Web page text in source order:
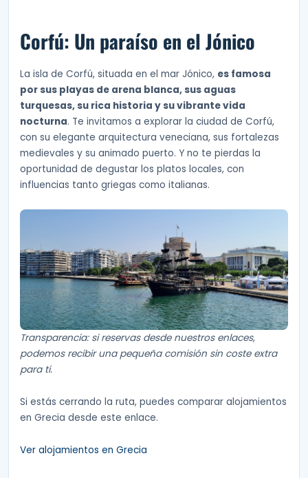
Corfú: Un paraíso en el Jónico
La isla de Corfú, situada en el mar Jónico, es famosa
por sus playas de arena blanca, sus aguas
turquesas, su rica historia y su vibrante vida
nocturna. Te invitamos a explorar la ciudad de Corfú,
con su elegante arquitectura veneciana, sus fortalezas
medievales y su animado puerto. Y no te pierdas la
oportunidad de degustar los platos locales, con
influencias tanto griegas como italianas.
Transparencia: si reservas desde nuestros enlaces,
podemos recibir una pequeña comisión sin coste extra
para ti.
Si estás cerrando la ruta, puedes comparar alojamientos
en Grecia desde este enlace.
Ver alojamientos en Grecia